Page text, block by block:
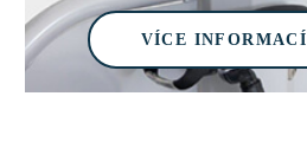
VÍCE INFORMACÍ